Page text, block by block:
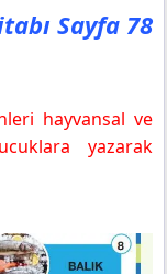
79 Cevapları
81 Cevapları
82 Cevapları
83 Cevapları
Sayfa 78
hayvansal ve
yazarak